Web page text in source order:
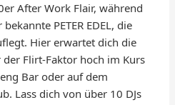
After Work Flair, während
PETER EDEL, die
Hier erwartet dich die
der Flirt-Faktor hoch im Kurs
Bar oder auf dem
Lass dich von über 10 DJs